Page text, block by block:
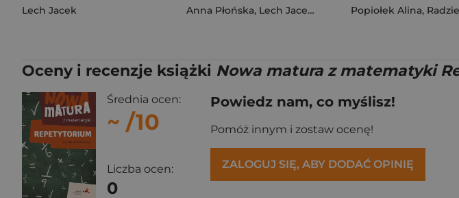
Lech Jacek Anna Płońska, Lech Jacek Radziewicz Jerzy
Popiołek Alina, Radziewicz
Oceny i recenzje książki Nowa matura z matematyki
Średnia ocen:
~ /10
Liczba ocen:
0
Powiedz nam, co myślisz!
Pomóż innym i zostaw ocenę!
ZALOGUJ SIĘ, ABY DODAĆ OPINIĘ